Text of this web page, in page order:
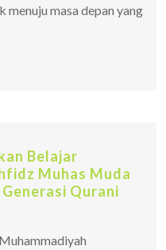
menuju masa depan yang
Belajar
Muhas Muda
Qurani